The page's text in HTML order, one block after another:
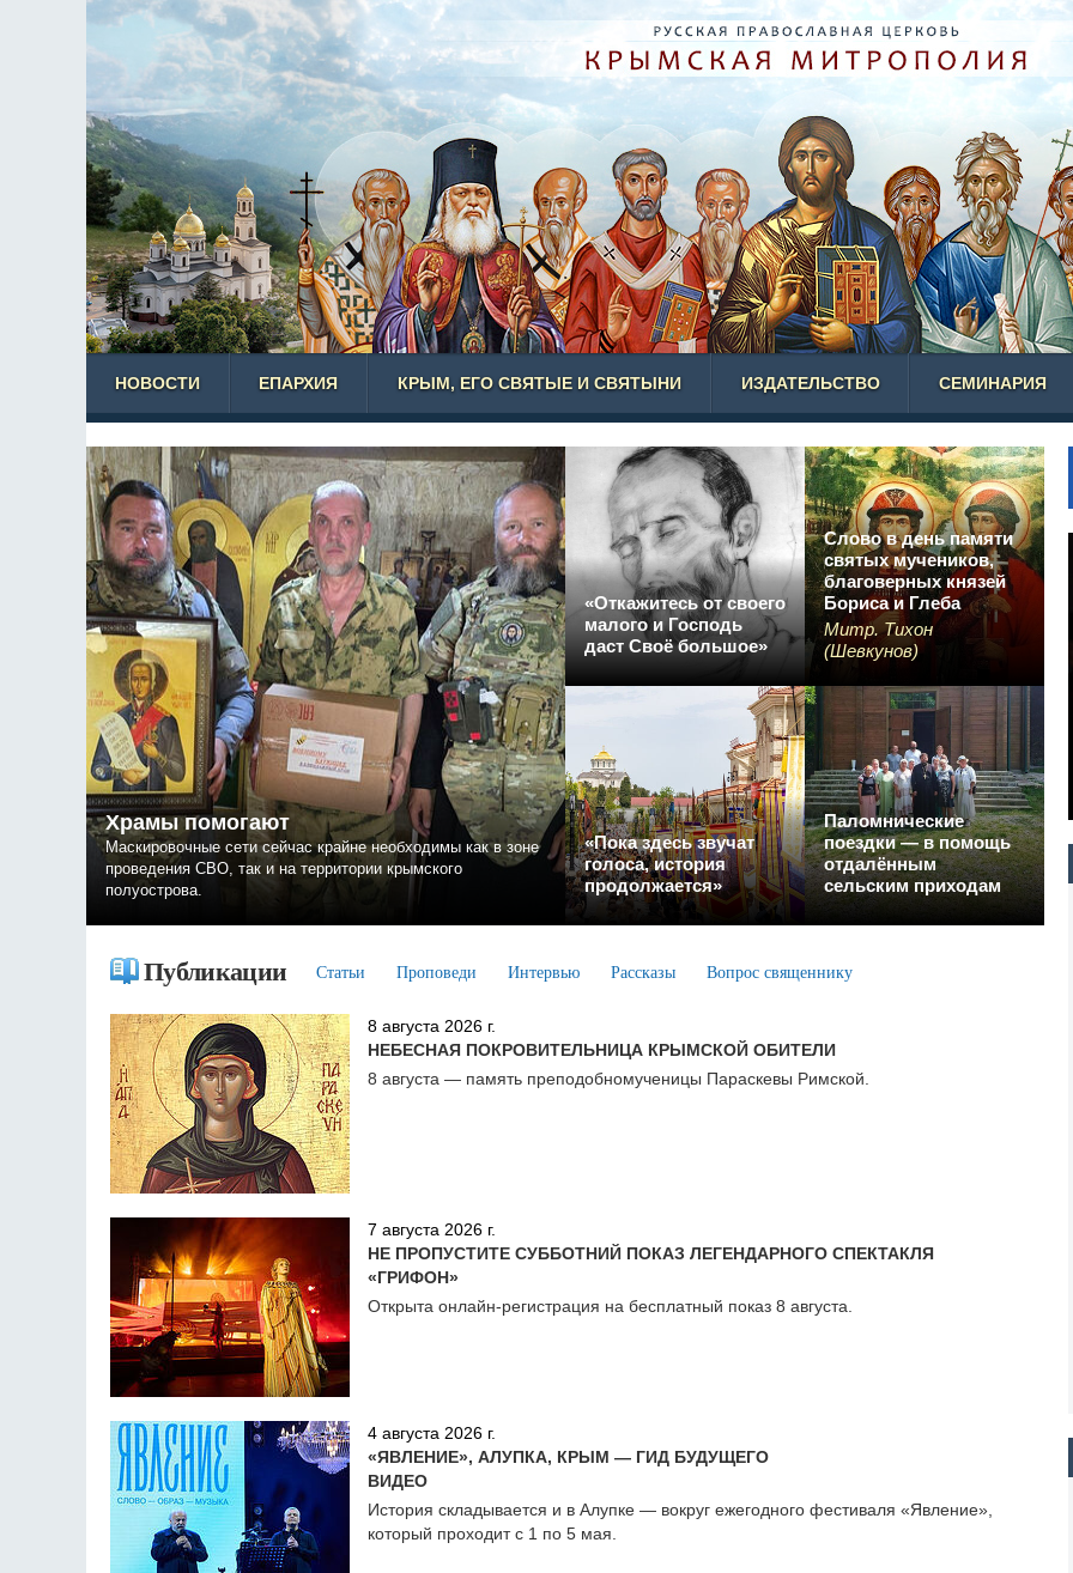
НОВОСТИ ЕПАРХИЯ КРЫМ, ЕГО СВЯТЫЕ И СВЯТЫНИ ИЗДАТЕЛЬСТВО СЕМИНАРИЯ
Храмы помогают
Маскировочные сети сейчас крайне необходимы как в зоне
проведения СВО, так и на территории крымского
полуострова.
«Откажитесь от своего
малого и Господь
даст Своё большое»
Слово в день памяти
святых мучеников,
благоверных князей
Бориса и Глеба
Митр. Тихон
(Шевкунов)
Паломнические
поездки — в помощь
отдалённым
сельским приходам
«Пока здесь звучат
голоса, история
продолжается»
Публикации Статьи Проповеди Интервью Рассказы Вопрос священнику
8 августа 2026 г.
НЕБЕСНАЯ ПОКРОВИТЕЛЬНИЦА КРЫМСКОЙ ОБИТЕЛИ
8 августа — память преподобномученицы Параскевы Римской.
7 августа 2026 г.
НЕ ПРОПУСТИТЕ СУББОТНИЙ ПОКАЗ ЛЕГЕНДАРНОГО СПЕКТАКЛЯ
«ГРИФОН»
Открыта онлайн-регистрация на бесплатный показ 8 августа.
4 августа 2026 г.
«ЯВЛЕНИЕ», АЛУПКА, КРЫМ — ГИД БУДУЩЕГО
ВИДЕО
История складывается и в Алупке — вокруг ежегодного фестиваля «Явление»,
который проходит с 1 по 5 мая.